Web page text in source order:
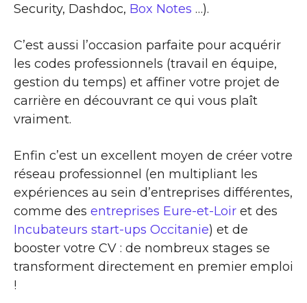
Security, Dashdoc, Box Notes …).
C’est aussi l’occasion parfaite pour acquérir
les codes professionnels (travail en équipe,
gestion du temps) et affiner votre projet de
carrière en découvrant ce qui vous plaît
vraiment.
Enfin c’est un excellent moyen de créer votre
réseau professionnel (en multipliant les
expériences au sein d’entreprises différentes,
comme des entreprises Eure-et-Loir et des
Incubateurs start-ups Occitanie) et de
booster votre CV : de nombreux stages se
transforment directement en premier emploi
!